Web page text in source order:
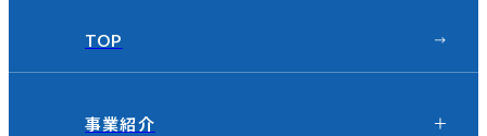
TOP
事業紹介